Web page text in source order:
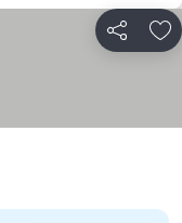
Partilhar